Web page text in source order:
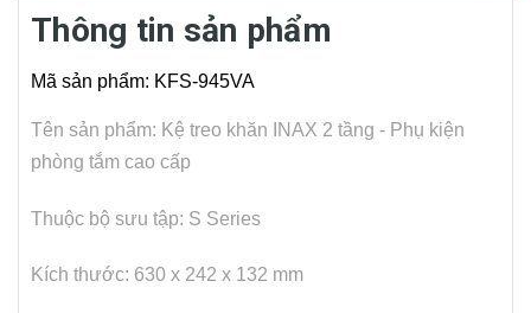
Thông tin sản phẩm
Mã sản phẩm: KFS-945VA
Tên sản phẩm: Kệ treo khăn INAX 2 tầng - Phụ kiện
phòng tắm cao cấp
Thuộc bộ sưu tập: S Series
Kích thước: 630 x 242 x 132 mm